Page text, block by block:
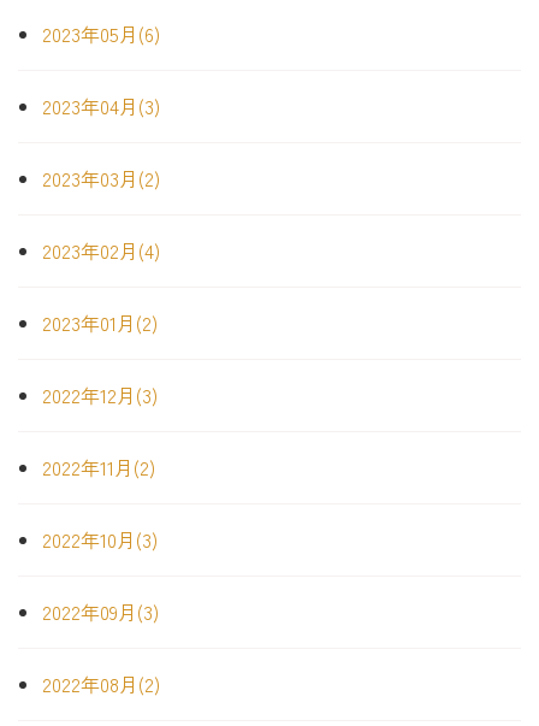
2023年05月(6)
2023年04月(3)
2023年03月(2)
2023年02月(4)
2023年01月(2)
2022年12月(3)
2022年11月(2)
2022年10月(3)
2022年09月(3)
2022年08月(2)